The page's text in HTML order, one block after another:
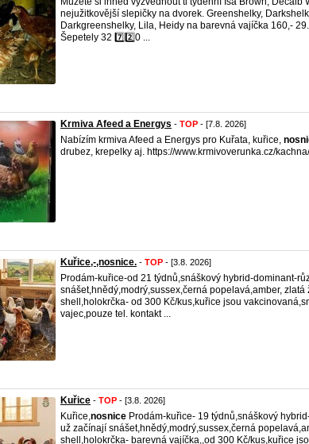
nejužitkovější slepičky na dvorek. Greenshelky,
Darkgreenshelky, Lila, Heidy na barevná vajíčka 160,-
Šepetely 32 7️⃣2️⃣0 ...
Krmiva Afeed a Energys - TOP - [7.8. 2026]
Nabízím krmiva Afeed a Energys pro Kuřata, kuřice,
drubez, krepelky aj. https://www.krmivoverunka.cz/kachna/
Kuřice,-,nosnice. - TOP - [3.8. 2026]
Prodám-kuřice-od 21 týdnů,snáškový hybrid-dominant-
snášet,hnědý,modrý,sussex,černá popelavá,amber,
shell,holokrčka- od 300 Kč/kus,kuřice jsou
vajec,pouze tel. kontakt ...
Kuřice - TOP - [3.8. 2026]
Kuřice,nosnice Prodám-kuřice- 19 týdnů,snáškový
už začínají snášet,hnědý,modrý,sussex,černá
shell,holokrčka- barevná vajíčka,,od 300 Kč/kus,kuřice